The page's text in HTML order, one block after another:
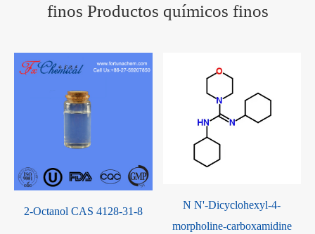
finos Productos químicos finos
2-Octanol CAS 4128-31-8
N N'-Dicyclohexyl-4-
morpholine-carboxamidine